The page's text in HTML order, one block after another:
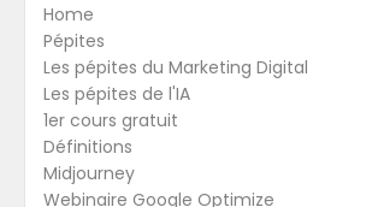
Home
Pépites
Les pépites du Marketing Digital
Les pépites de l'IA
1er cours gratuit
Définitions
Midjourney
Webinaire Google Optimize